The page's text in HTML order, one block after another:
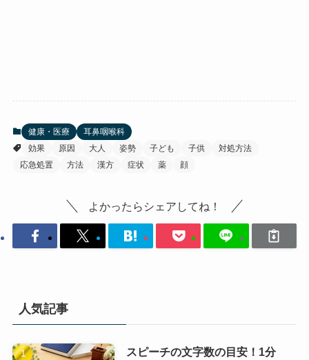
健康・医療
耳鼻咽喉科
効果
原因 大人 姿勢 子ども 子供
対処方法
応急処置
方法 漢方 症状 薬 顔
よかったらシェアしてね！
人気記事
スピーチの文字数の目安！1分